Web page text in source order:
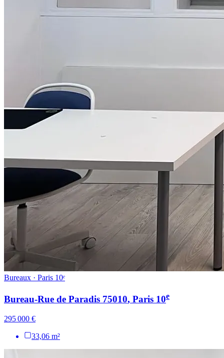
Bureaux · Paris 10ᵉ
Bureau-Rue de Paradis 75010, Paris 10e
295 000 €
33,06 m²